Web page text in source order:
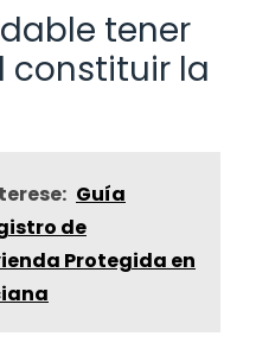
tener
constituir la
Guía
de
Protegida en